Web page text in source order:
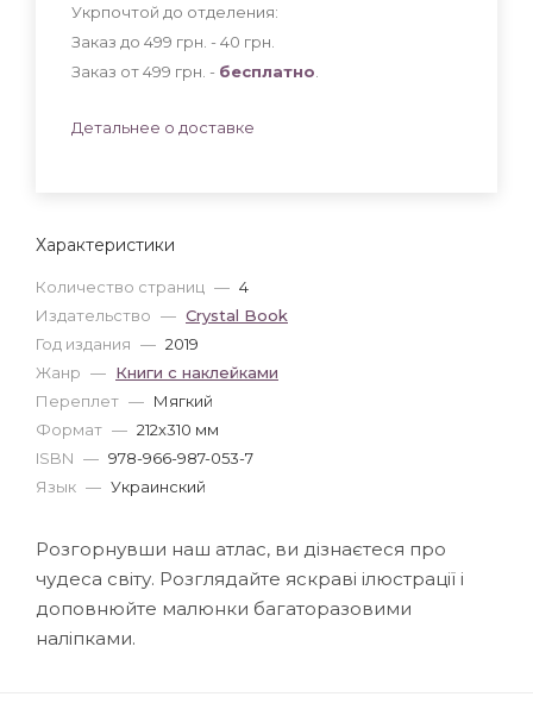
Характеристики
Количество страниц — 4
Издательство — Crystal Book
Год издания — 2019
Жанр — Книги с наклейками
Переплет — Мягкий
Формат — 212x310 мм
ISBN — 978-966-987-053-7
Язык — Украинский
Укрпочтой до отделения:
Заказ до 499 грн. - 40 грн
Заказ от 499 грн. - бесплатно
Детальнее о доставке
Розгорнувши наш атлас, ви дізнаєтеся про
чудеса світу. Розглядайте яскраві ілюстрації і
доповнюйте малюнки багаторазовими
наліпками.